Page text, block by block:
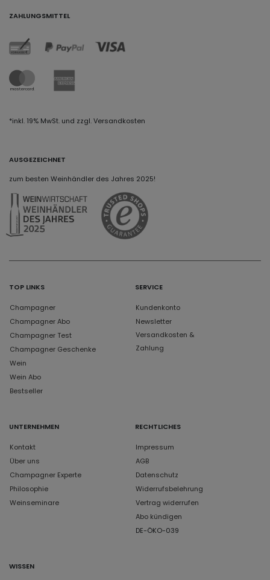
ZAHLUNGSMITTEL
*inkl. 19% MwSt. und zzgl. Versandkosten
AUSGEZEICHNET
zum besten Weinhändler des Jahres 2025!
TOP LINKS
Champagner
Champagner Abo
Champagner Test
Champagner Geschenke
Wein
Wein Abo
Bestseller
SERVICE
Kundenkonto
Newsletter
Versandkosten &
Zahlung
UNTERNEHMEN
Kontakt
Über uns
Champagner Experte
Philosophie
Weinseminare
RECHTLICHES
Impressum
AGB
Datenschutz
Widerrufsbelehrung
Vertrag widerrufen
Abo kündigen
DE-ÖKO-039
WISSEN